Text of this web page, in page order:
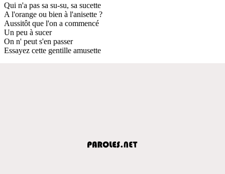
Qui n'a pas sa su-su, sa sucette
A l'orange ou bien à l'anisette ?
Aussitôt que l'on a commencé
Un peu à sucer
On n' peut s'en passer
Essayez cette gentille amusette